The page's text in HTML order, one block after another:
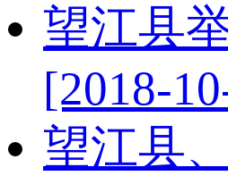
望江县
[2018-
望江县